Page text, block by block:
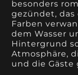
besonders
gezündet, das
Farben
dem Wasser
Hintergrund
Atmosphäre,
und die Gäste